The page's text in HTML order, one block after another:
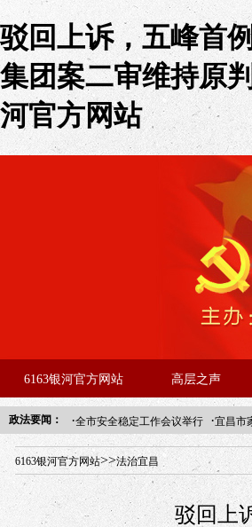
驳回上诉，五峰首
集团案二审维持原
河官方网站
6163银河官方网站 高层之声
政法要闻： ·全市安全稳定工作会议举行 ·宜昌市
年“招才兴业”事业单位人才引进·北京
6163银河官方网站>>法治宜昌
驳回上